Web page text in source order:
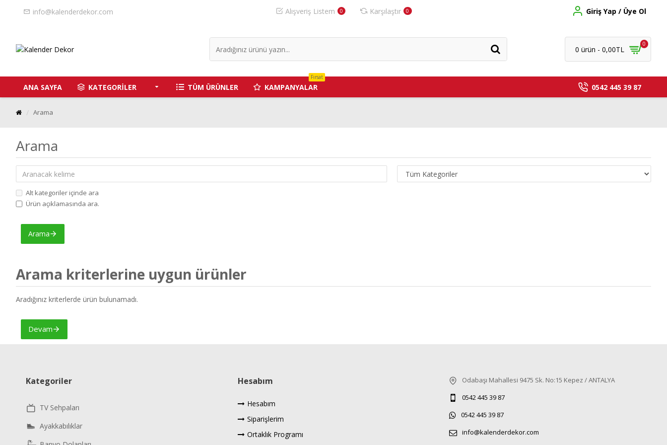
info@kalenderdekor.com Alışveriş Listem 0 Karşılaştır 0 Giriş Yap / Üye Ol
0 ürün - 0,00TL
0
ANA SAYFA KATEGORİLER TÜM ÜRÜNLER KAMPANYALAR
Fırsat
0542 445 39 87
Arama
Arama
Alt kategoriler içinde ara
Ürün açıklamasında ara.
Arama
Arama kriterlerine uygun ürünler
Aradığınız kriterlerde ürün bulunamadı.
Devam
Kategoriler
TV Sehpaları
Ayakkabılıklar
Hesabım
Hesabım
Siparişlerim
Ortaklık Programı
Odabaşı Mahallesi 9475 Sk. No:15 Kepez / ANTALYA
0542 445 39 87
0542 445 39 87
info@kalenderdekor.com